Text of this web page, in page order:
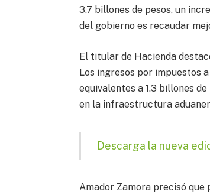
3.7 billones de pesos, un
del gobierno es recaudar
El titular de Hacienda
Los ingresos por impuestos
equivalentes a 1.3 billones
en la infraestructura
Descarga la nueva
Amador Zamora precisó que